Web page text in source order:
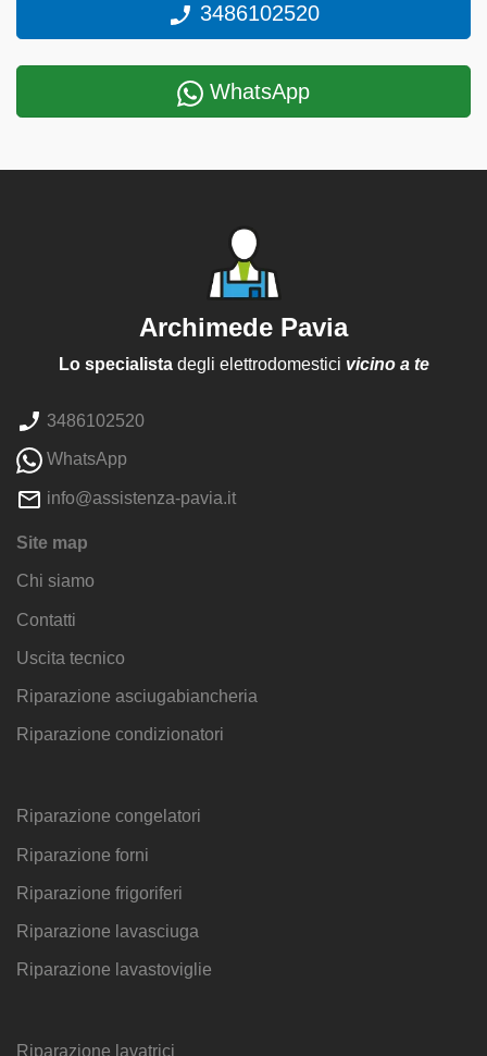
3486102520
WhatsApp
Archimede Pavia
Lo specialistadegli elettrodomestici vicino a te
3486102520
WhatsApp
info@assistenza-pavia.it
Site map
Chi siamo
Contatti
Uscita tecnico
Riparazione asciugabiancheria
Riparazione condizionatori
Riparazione congelatori
Riparazione forni
Riparazione frigoriferi
Riparazione lavasciuga
Riparazione lavastoviglie
Riparazione lavatrici